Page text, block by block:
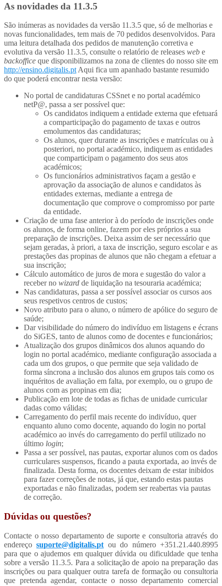
As novidades da 11.3.5
São inúmeras as novidades da versão 11.3.5 que, só de melhorias e
novas funcionalidades, tem mais de 70 pedidos desenvolvidos. Para
uma leitura detalhada dos pedidos de manutenção corretiva e
evolutiva da versão 11.3.5, consulte o relatório de releases web e
backoffice que disponibilizamos na zona de clientes do nosso site em
http://ensino.digitalis.pt Aqui fica um apanhado bastante resumido
do que poderá encontrar nesta versão:
No portal de candidaturas CSSnet e no portal académico
netP@, passa a ser possível que:
Os candidatos indiquem a entidade externa que efetuará
a comparticipação do pagamento de taxas e outros
emolumentos das candidaturas;
Os alunos, quer durante as inscrições e matrículas ou à
posteriori, no portal académico, indiquem as entidades
que comparticipam o pagamento dos seus atos
académicos;
Os funcionários administrativos façam a gestão e
aprovação da associação de alunos e candidatos às
entidades externas, mediante a entrega de
documentação que comprove o compromisso por parte
da entidade.
Criação de uma fase anterior à do período de inscrições onde
os alunos, de forma online, fazem por eles próprios a sua
preparação de inscrições. Deixa assim de ser necessário que
sejam geradas, à priori, a taxa de inscrição, seguro escolar e as
prestações das propinas de alunos que não chegam a efetuar a
sua inscrição;
Cálculo automático de juros de mora e sugestão do valor a
receber no wizard de liquidação na tesouraria académica;
Nas candidaturas, passa a ser possível associar os cursos aos
seus respetivos centros de custos;
Novo atributo para o aluno, o número de apólice do seguro de
saúde;
Dar visibilidade do número do indivíduo em listagens e écrans
do SiGES, tanto de alunos como de docentes e funcionários;
Atualização dos grupos dinâmicos dos alunos aquando do
login no portal académico, mediante configuração associada a
cada um dos grupos, o que permite que seja validado de
forma síncrona a inclusão dos alunos em grupos tais como os
inquéritos de avaliação em falta, por exemplo, ou o grupo de
alunos com as propinas em dia;
Publicação em lote de todas as fichas de unidade curricular
dadas como válidas;
Carregamento do perfil mais recente do indivíduo, quer
enquanto aluno como docente, aquando do login no portal
académico ao invés do carregamento do perfil utilizado no
último login;
Passa a ser possível, nas pautas, exportar alunos com os dados
curriculares suspensos, ficando a pauta exportada, ao invés de
finalizada. Desta forma, os docentes deixam de estar inibidos
para fazer correções de notas, já que, estando estas pautas
exportadas e não finalizadas, podem ser reabertas via pautas
de correção.
Dúvidas ou questões?
Contacte o nosso departamento de suporte e consultoria através do
endereçosuporte@digitalis.pt ou do número +351.21.440.8995
para que o ajudemos em qualquer dúvida ou dificuldade que tenha
sobre a versão 11.3.5. Para a solicitação de apoio na preparação das
inscrições ou para qualquer outra tarefa de formação ou consultoria
que pretenda agendar, contacte o nosso departamento comercial